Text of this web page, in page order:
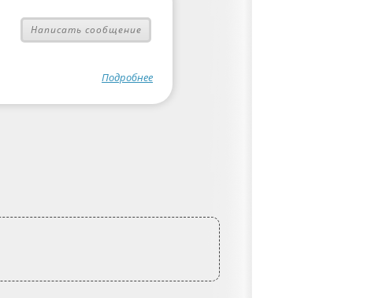
Написать сообщение
Подробнее